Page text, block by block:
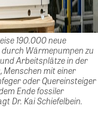
190.000 neue
Wärmepumpen zu
Arbeitsplätze in der
Menschen mit einer
oder Quereinsteiger
Ende fossiler
Dr. Kai Schiefelbein.